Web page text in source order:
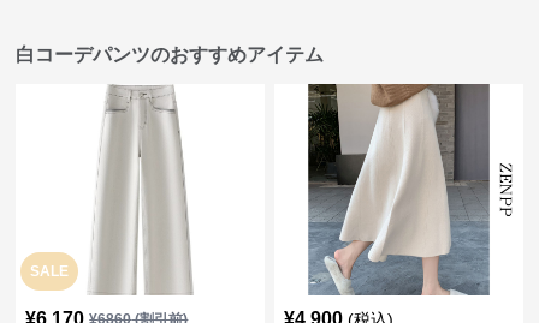
白コーデパンツのおすすめアイテム
SALE
¥6,170 ¥6860(割引前) ¥4,900